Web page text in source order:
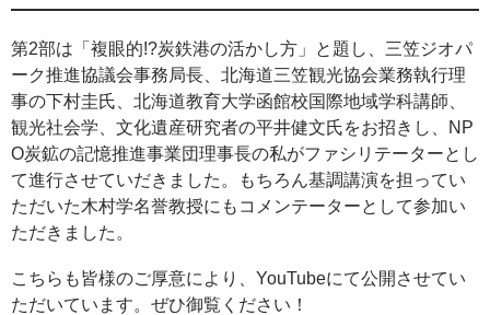
第2部は「複眼的!?炭鉄港の活かし方」と題し、三笠ジオパ
ーク推進協議会事務局長、北海道三笠観光協会業務執行理
事の下村圭氏、北海道教育大学函館校国際地域学科講師、
観光社会学、文化遺産研究者の平井健文氏をお招きし、NP
O炭鉱の記憶推進事業団理事長の私がファシリテーターとし
て進行させていだきました。もちろん基調講演を担ってい
ただいた木村学名誉教授にもコメンテーターとして参加い
ただきました。
こちらも皆様のご厚意により、YouTubeにて公開させてい
ただいています。ぜひ御覧ください！